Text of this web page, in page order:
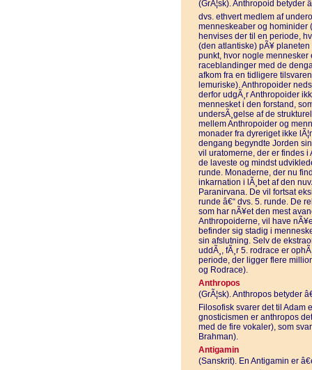
(GrÃ¦sk). Anthropoid betyder
dvs. ethvert medlem af
menneskeaber og hominider
henvises der til en periode,
(den atlantiske) pÃ¥
punkt, hvor nogle
raceblandinger med de
afkom fra en tidligere
lemuriske). Anthropoider
derfor udgÃ¸r Anthropoider
mennesket i den forstand,
undersÃ¸gelse af de
mellem Anthropoider og
monader fra dyreriget ikke
dengang begyndte Jorden
vil uratomerne, der er findes
de laveste og mindst
runde. Monaderne, der nu
inkarnation i lÃ¸bet af den
Paranirvana. De vil fortsat
runde â€“ dvs. 5. runde. De
som har nÃ¥et den mest
Anthropoiderne, vil have
befinder sig stadig i
sin afslutning. Selv de
uddÃ¸, fÃ¸r 5. rodrace er
periode, der ligger flere
og Rodrace).
Anthropos
(GrÃ¦sk). Anthropos betyder
Filosofisk svarer det til Adam
gnosticismen er anthropos
med de fire vokaler), som
Brahman).
Antigamin
(Sanskrit). En Antigamin er